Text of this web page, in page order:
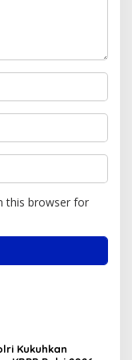
this browser for
Kukuhkan